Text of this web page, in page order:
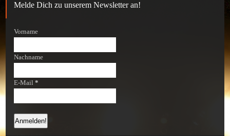
Melde Dich zu unserem Newsletter an!
Vorname
Nachname
E-Mail *